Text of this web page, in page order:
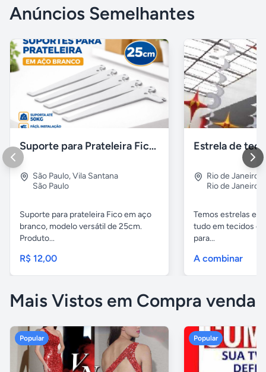
Anúncios Semelhantes
Suporte para Prateleira Fico 25cm Branco Aço – Novo
São Paulo,Vila Santana
São Paulo
Suporte para prateleira Fico em aço
branco, modelo versátil de 25cm.
Produto...
R$ 12,00
Rio de Janeiro
Rio de Janeiro
Temos estrelas
tudo em tecidos e
para...
A combinar
Mais Vistos em Compra venda
Popular Popular